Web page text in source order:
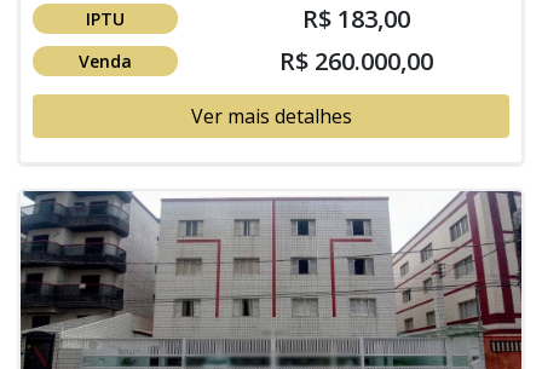
IPTU R$ 183,00
Venda R$ 260.000,00
Ver mais detalhes